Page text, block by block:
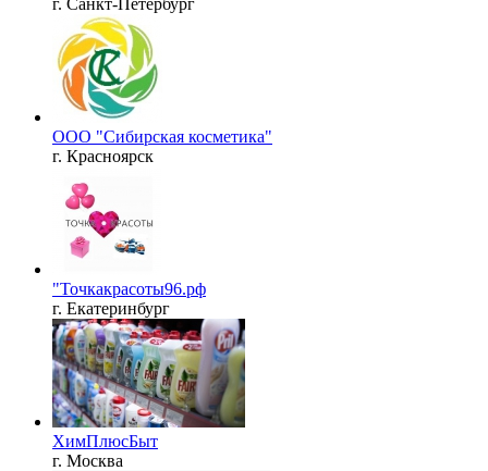
ООО "Сибирская косметика"
г. Красноярск
"Точкакрасоты96.рф
г. Екатеринбург
ХимПлюсБыт
г. Москва